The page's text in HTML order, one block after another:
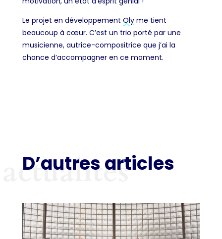
Le projet en développement Ölyme tient
beaucoup à cœur. C’est un trio porté par une
musicienne, autrice-compositrice que j’ai la
chance d’accompagner en ce moment.
D’autres articles
actualités